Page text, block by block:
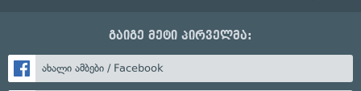
გაიგე მეტი პირველმა:
ახალი ამბები / Facebook